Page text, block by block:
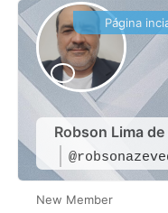
Robson Lima
Página
New Member